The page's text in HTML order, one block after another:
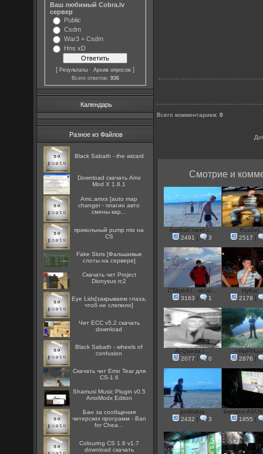
Ваш любимый Cobra.lv
сервер
Public
Csdm
War3 + Csdm
Hns xD
[Результаты ·Архив опросов ]
Всего ответов: 936
Календарь
Разное из Файлов
Black Sabath - the wizard
Download скачать Amx
Mod X 1.8.1
Amc.amxx [auto map
changer - плагин авто
смены кар...
прикольный pump mix на
CS
Fake Slots [Фальшивые
слоты на сервере]
Скачать чит Project
Dionysus rc2
Eye Lids[закрываем глаза,
чтоб не слепило]
Чит ECC v5.2 скачать
download
Black Sabath - wheels of
confusion
Скачать чит Emo Tear для
CS-1.6
Shamusi Music Plugin v0.5
AmxModx Editon
Бан за сообщения
читерских программ - Ban
for Chea...
Colouring CS 1.6 v1.7
download скачать
Всего комментариев:0
Смотрие и
football meet c...
2491
| 3
RusSeL
2517
|
CTApbIU : vecai...
3163
| 1
Hy6ac
2178
|
Al-Qaeda |...
2077
| 0
-
2876
|
podrubaj
2432
| 3
bangluv
1855
|